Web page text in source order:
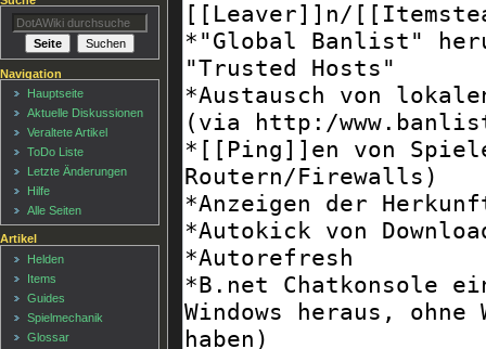
Navigation
Hauptseite
Aktuelle Diskussionen
Veraltete Artikel
ToDo Liste
Letzte Änderungen
Hilfe
Alle Seiten
Artikel
Helden
Items
Guides
Spielmechanik
Glossar